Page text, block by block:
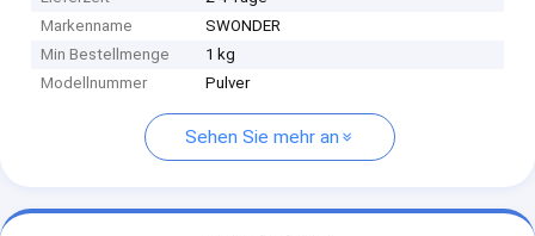
Markenname
SWONDER
Min Bestellmenge
1 kg
Modellnummer
Pulver
Sehen Sie mehr an